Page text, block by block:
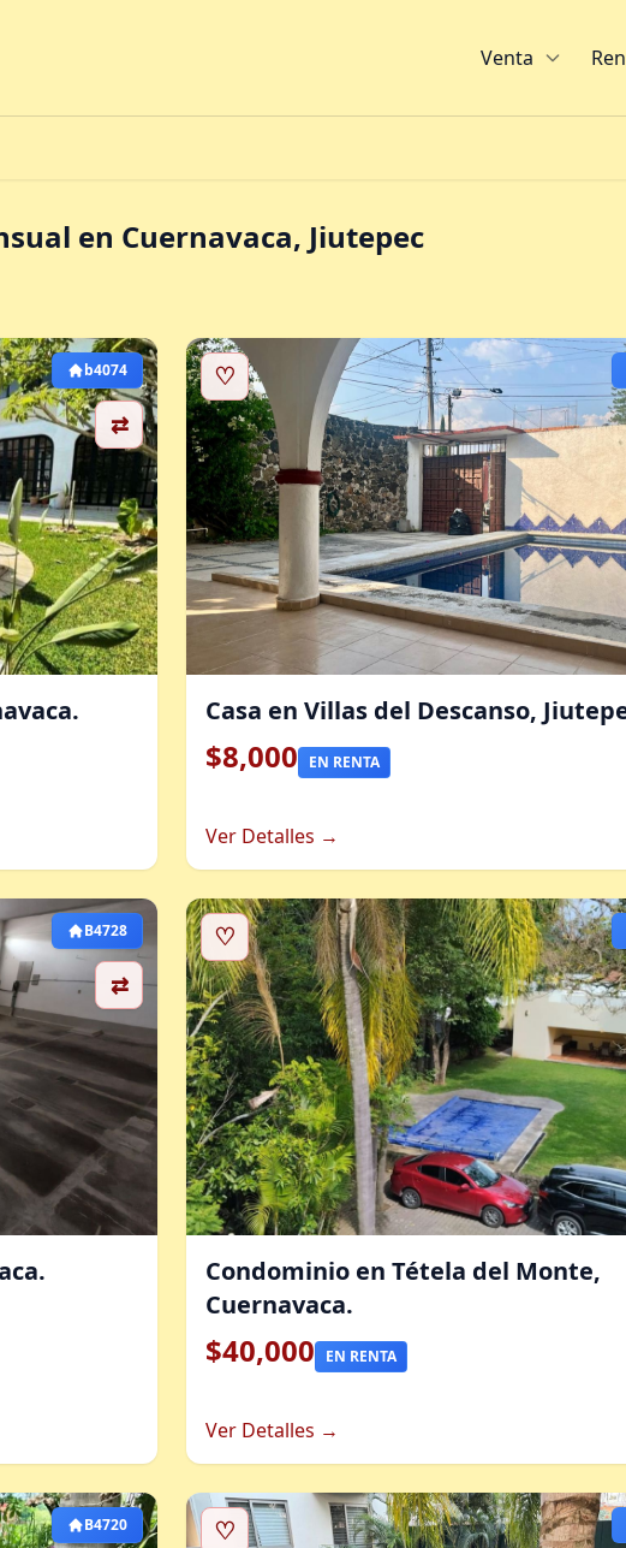
Venta
en Cuernavaca, Jiutepec
⇄
b4074 ♡
Casa en Villas del Descanso,
$8,000 EN RENTA
Ver Detalles →
⇄
B4728 ♡
Condominio en Tétela del Monte,
Cuernavaca.
$40,000 EN RENTA
Ver Detalles →
B4720 ♡